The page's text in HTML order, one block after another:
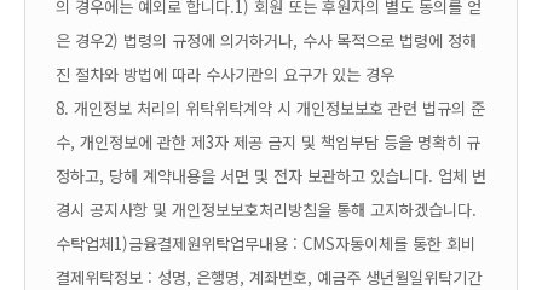
의 경우에는 예외로 합니다.1) 회원 또는 후원자의 별도 동의를 얻
은 경우2) 법령의 규정에 의거하거나, 수사 목적으로 법령에 정해
진 절차와 방법에 따라 수사기관의 요구가 있는 경우
8. 개인정보 처리의 위탁위탁계약 시 개인정보보호 관련 법규의 준
수, 개인정보에 관한 제3자 제공 금지 및 책임부담 등을 명확히 규
정하고, 당해 계약내용을 서면 및 전자 보관하고 있습니다. 업체 변
경시 공지사항 및 개인정보보호처리방침을 통해 고지하겠습니다.
수탁업체1)금융결제원위탁업무내용 : CMS자동이체를 통한 회비
결제위탁정보 : 성명, 은행명, 계좌번호, 예금주 생년월일위탁기간